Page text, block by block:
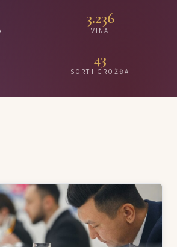
3.236
VINA
43
SORTI GROŽĐA